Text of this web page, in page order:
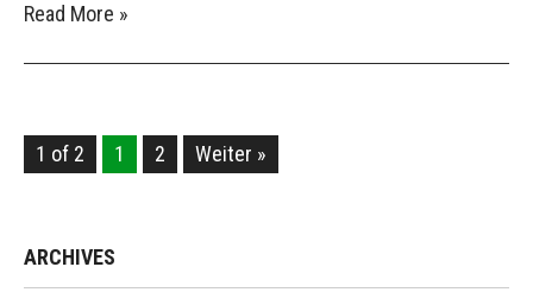
Read More »
1 of 2 1 2 Weiter »
ARCHIVES